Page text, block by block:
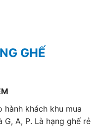
GHẾ
khách khu mua
A, P. Là hạng ghế rẻ